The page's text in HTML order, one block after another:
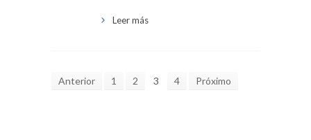
Leer más
Anterior 1 2 3 4 Próximo